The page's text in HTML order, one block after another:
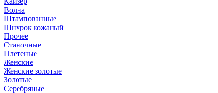
Волна
Штампованные
Шнурок кожаный
Прочее
Станочные
Плетеные
Женские
Женские золотые
Золотые
Серебряные